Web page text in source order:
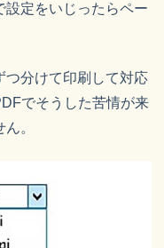
定をいじったらペー
つ分けて印刷して対応
でそうした苦情が来
。